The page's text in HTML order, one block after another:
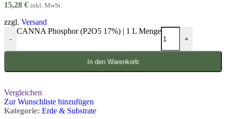
15,28 € inkl. MwSt.
zzgl. Versand
-
CANNA Phosphor (P2O5 17%) | 1 L Menge
+
In den Warenkorb
Vergleichen
Zur Wunschliste hinzufügen
Kategorie: Erde & Substrate